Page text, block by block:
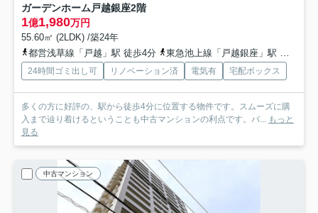
ガーデンホーム戸越銀座2階
1億1,980万円
55.60㎡ (2LDK) /築24年
都営浅草線「戸越」駅 徒歩4分
東急池上線「戸越銀座」駅 徒歩2分
24時間ゴミ出し可 リノベーション済 電気有 宅配ボックス
多くの方に好評の、駅から徒歩4分に位置する物件です。スムーズに購
入まで辿り着けるということも中古マンションの利点です。バ...
もっと
見る
中古マンション